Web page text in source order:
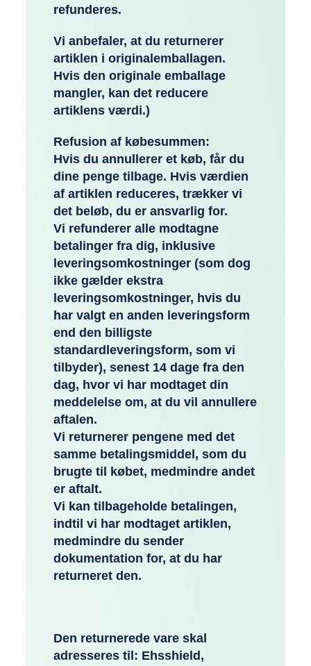
refunderes.
Vi anbefaler, at du returnerer
artiklen i originalemballagen.
Hvis den originale emballage
mangler, kan det reducere
artiklens værdi.)
Refusion af købesummen:
Hvis du annullerer et køb, får du
dine penge tilbage. Hvis værdien
af artiklen reduceres, trækker vi
det beløb, du er ansvarlig for.
Vi refunderer alle modtagne
betalinger fra dig, inklusive
leveringsomkostninger (som dog
ikke gælder ekstra
leveringsomkostninger, hvis du
har valgt en anden leveringsform
end den billigste
standardleveringsform, som vi
tilbyder), senest 14 dage fra den
dag, hvor vi har modtaget din
meddelelse om, at du vil annullere
aftalen.
Vi returnerer pengene med det
samme betalingsmiddel, som du
brugte til købet, medmindre andet
er aftalt.
Vi kan tilbageholde betalingen,
indtil vi har modtaget artiklen,
medmindre du sender
dokumentation for, at du har
returneret den.
Den returnerede vare skal
adresseres til: Ehsshield,